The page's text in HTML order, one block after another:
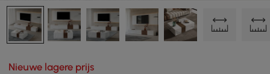
Nieuwe lagere prijs